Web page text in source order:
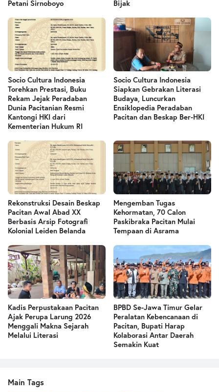
Petani Sirnoboyo
Bijak
Socio Cultura Indonesia
Torehkan Prestasi, Buku
Rekam Jejak Peradaban
Dunia Pacitanian Resmi
Kantongi HKI dari
Kementerian Hukum RI
Socio Cultura Indonesia
Siapkan Gebrakan Literasi
Budaya, Luncurkan
Ensiklopedia Peradaban
Pacitan dan Beskap Ber-HKI
Rekonstruksi Desain Beskap
Pacitan Awal Abad XX
Berbasis Arsip Fotografi
Kolonial Leiden Belanda
Mengemban Tugas
Kehormatan, 70 Calon
Paskibraka Pacitan Mulai
Tempaan di Asrama
Kadis Perpustakaan Pacitan
Ajak Perupa Larung 2026
Menggali Makna Sejarah
Melalui Literasi
BPBD Se-Jawa Timur Gelar
Peralatan Kebencanaan di
Pacitan, Bupati Harap
Kolaborasi Antar Daerah
Semakin Kuat
Main Tags